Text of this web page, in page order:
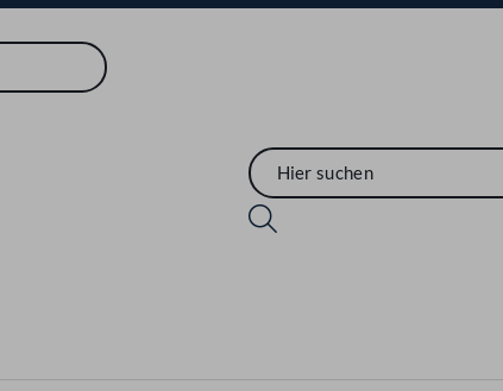
öffnen